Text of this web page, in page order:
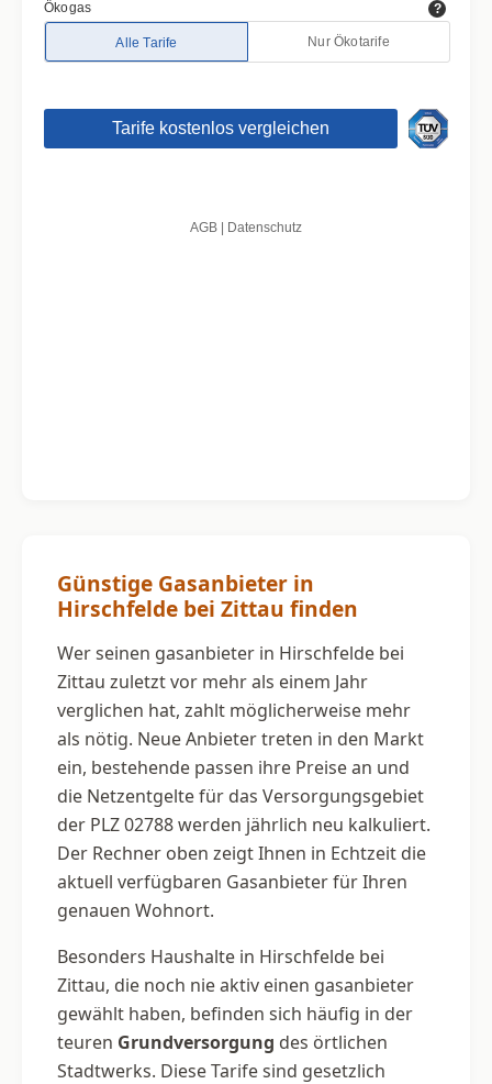
Günstige Gasanbieter in
Hirschfelde bei Zittau finden
Wer seinen gasanbieter in Hirschfelde bei
Zittau zuletzt vor mehr als einem Jahr
verglichen hat, zahlt möglicherweise mehr
als nötig. Neue Anbieter treten in den Markt
ein, bestehende passen ihre Preise an und
die Netzentgelte für das Versorgungsgebiet
der PLZ 02788 werden jährlich neu kalkuliert.
Der Rechner oben zeigt Ihnen in Echtzeit die
aktuell verfügbaren Gasanbieter für Ihren
genauen Wohnort.
Besonders Haushalte in Hirschfelde bei
Zittau, die noch nie aktiv einen gasanbieter
gewählt haben, befinden sich häufig in der
teuren Grundversorgung des örtlichen
Stadtwerks. Diese Tarife sind gesetzlich